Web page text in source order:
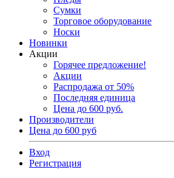
Сумки
Торговое оборудование
Носки
Новинки
Акции
Горячее предложение!
Акции
Распродажа от 50%
Последняя единица
Цена до 600 руб.
Производители
Цена до 600 руб
Вход
Регистрация